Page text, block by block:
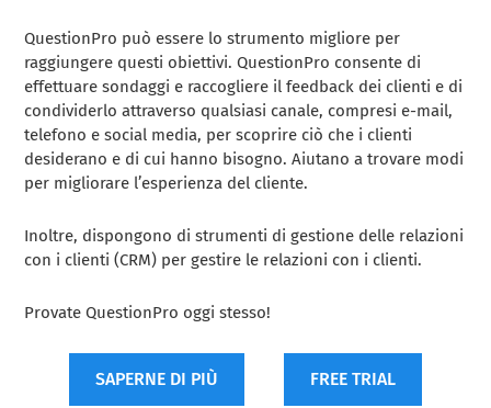
QuestionPro può essere lo strumento migliore per
raggiungere questi obiettivi. QuestionPro consente di
effettuare sondaggi e raccogliere il feedback dei clienti e di
condividerlo attraverso qualsiasi canale, compresi e-mail,
telefono e social media, per scoprire ciò che i clienti
desiderano e di cui hanno bisogno. Aiutano a trovare modi
per migliorare l’esperienza del cliente.
Inoltre, dispongono di strumenti di gestione delle relazioni
con i clienti (CRM) per gestire le relazioni con i clienti.
Provate QuestionPro oggi stesso!
SAPERNE DI PIÙ FREE TRIAL